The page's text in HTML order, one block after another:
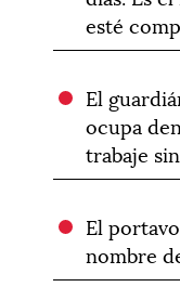
esté
El
ocupa
trabaje
El
nombre